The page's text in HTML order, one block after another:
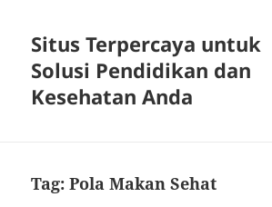
Situs Terpercaya untuk
Solusi Pendidikan dan
Kesehatan Anda
Tag:Pola Makan Sehat